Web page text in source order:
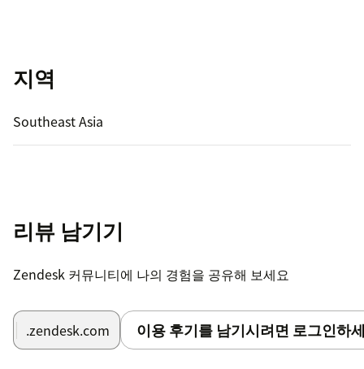
지역
Southeast Asia
리뷰 남기기
Zendesk 커뮤니티에 나의 경험을 공유해 보세요
.zendesk.com 이용 후기를 남기시려면 로그인하